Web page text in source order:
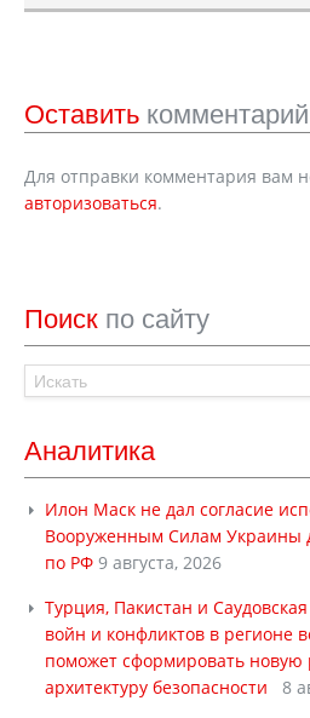
Оставить комментарий
Для отправки комментария вам
авторизоваться.
Поиск по сайту
Аналитика
Илон Маск не дал согласие
Вооруженным Силам Украины
по РФ 9 августа, 2026
Турция, Пакистан и
войн и конфликтов в регионе
поможет сформировать новую
архитектуру безопасности
8